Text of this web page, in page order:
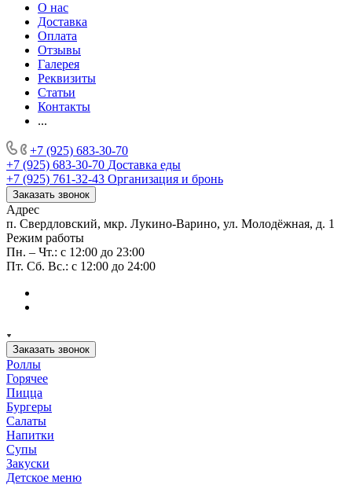
О нас
Доставка
Оплата
Отзывы
Галерея
Реквизиты
Статьи
Контакты
...
+7 (925) 683-30-70
+7 (925) 683-30-70 Доставка еды
+7 (925) 761-32-43 Организация и бронь
Заказать звонок
Адрес
п. Свердловский, мкр. Лукино-Варино, ул. Молодёжная, д. 1
Режим работы
Пн. – Чт.: с 12:00 до 23:00
Пт. Сб. Вс.: с 12:00 до 24:00
Заказать звонок
Роллы
Горячее
Пицца
Бургеры
Салаты
Напитки
Супы
Закуски
Детское меню